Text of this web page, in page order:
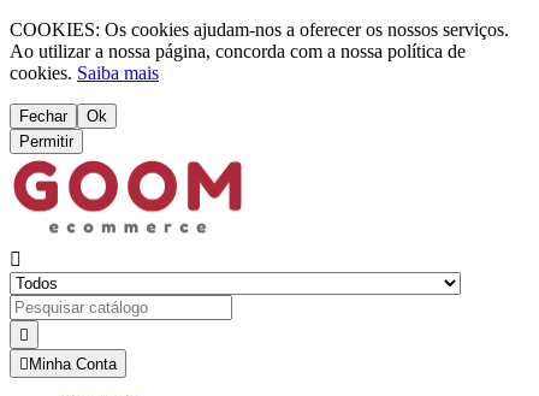
COOKIES: Os cookies ajudam-nos a oferecer os nossos serviços.
Ao utilizar a nossa página, concorda com a nossa política de
cookies. Saiba mais
Fechar
Ok
Permitir


 Minha Conta